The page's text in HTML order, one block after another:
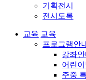
기획전시
전시도록
교육 교육
프로그램안
강좌안
어린
주중